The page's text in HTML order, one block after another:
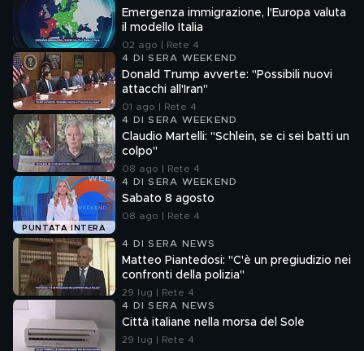
Emergenza immigrazione, l'Europa valuta
il modello Italia
02 ago | Rete 4
4 DI SERA WEEKEND
Donald Trump avverte: "Possibili nuovi
attacchi all'Iran"
01 ago | Rete 4
4 DI SERA WEEKEND
Claudio Martelli: "Schlein, se ci sei batti un
colpo"
08 ago | Rete 4
PUNTATA INTERA
4 DI SERA WEEKEND
Sabato 8 agosto
08 ago | Rete 4
4 DI SERA NEWS
Matteo Piantedosi: "C'è un pregiudizio nei
confronti della polizia"
29 lug | Rete 4
4 DI SERA NEWS
Città italiane nella morsa del Sole
29 lug | Rete 4